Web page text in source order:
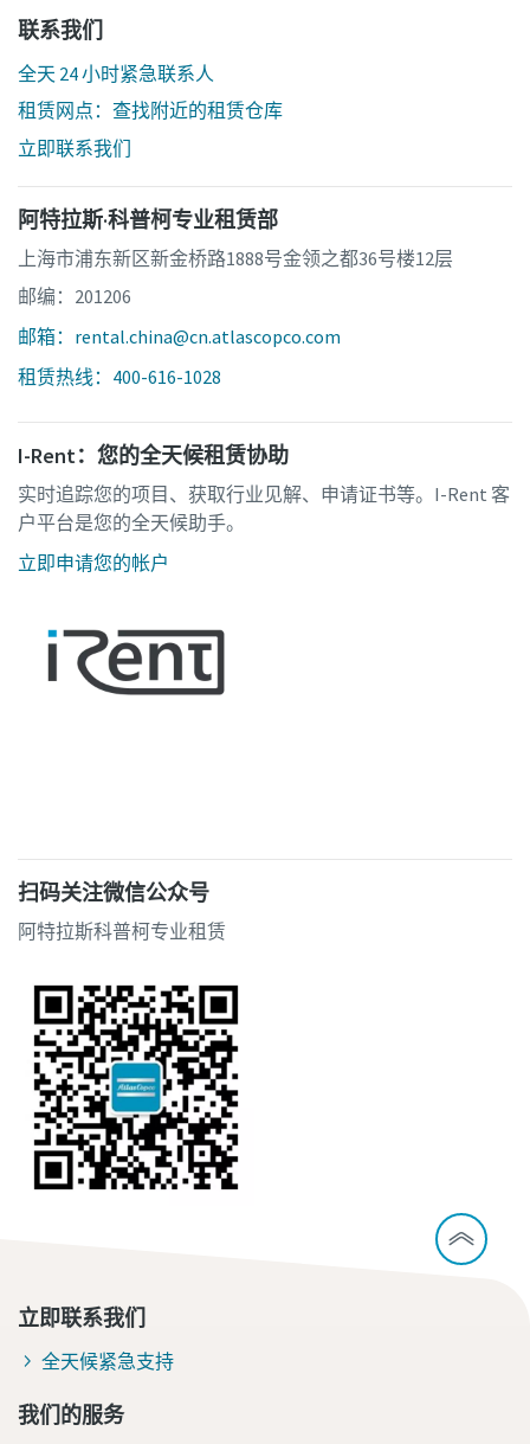
联系我们
全天 24 小时紧急联系人
租赁网点：查找附近的租赁仓库
立即联系我们
阿特拉斯·科普柯专业租赁部
上海市浦东新区新金桥路1888号金领之都36号楼12层
邮编：201206
邮箱：rental.china@cn.atlascopco.com
租赁热线：400-616-1028
I-Rent：您的全天候租赁协助
实时追踪您的项目、获取行业见解、申请证书等。I-Rent 客
户平台是您的全天候助手。
立即申请您的帐户
扫码关注微信公众号
阿特拉斯科普柯专业租赁
立即联系我们
全天候紧急支持
我们的服务